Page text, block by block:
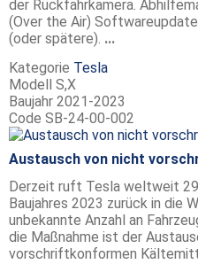
der Rückfahrkamera.
(Over the Air)
(oder spätere). ...
Kategorie Tesla
Modell S,X
Baujahr 2021-2023
Code SB-24-00-002
Austausch von nicht
Derzeit ruft Tesla weltweit
Baujahres 2023 zurück in die
unbekannte Anzahl an
die Maßnahme ist der
vorschriftkonformen